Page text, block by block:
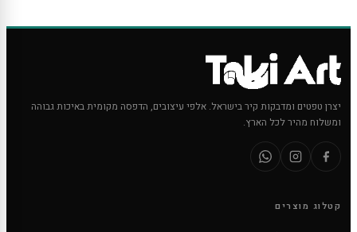
יצרן טפטים ומדבקות קיר בישראל. אלפי עיצובים, הדפסה מקומית באיכות גבוהה
ומשלוח מהיר לכל הארץ.
קטלוג מוצרים